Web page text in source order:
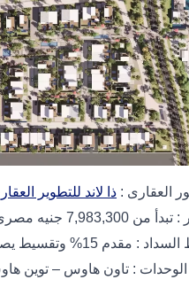
العقارى : ذا لاند للتطوير
من 7,983,300 جنيه مصرى
مقدم 15% وتقسيط يصل الى 7 سنوات
الوحدات : تاون هاوس – توين